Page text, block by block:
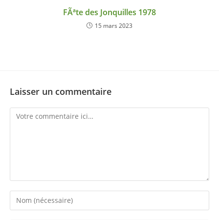
FÃªte des Jonquilles 1978
15 mars 2023
Laisser un commentaire